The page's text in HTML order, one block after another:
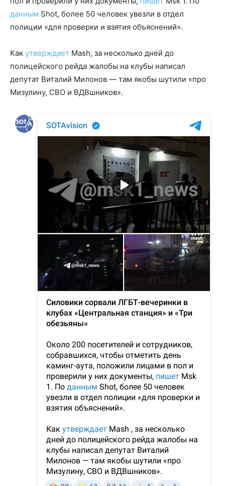
данным Shot, более 50 человек увезли в отдел
полиции «для проверки и взятия объяснений».
Как утверждает Mash, за несколько дней до
полицейского рейда жалобы на клубы написал
депутат Виталий Милонов — там якобы шутили «про
Мизулину, СВО и ВДВшников».